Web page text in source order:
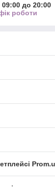
до 20:00
роботи